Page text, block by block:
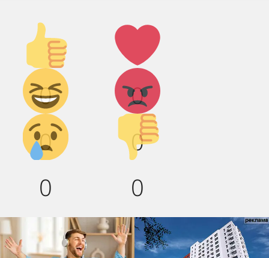
Палец
вверх!
0
Лайк!
0
Дикий
смех!
0
Агрессия!
0
Грусть :(
0
Палец
вниз!
0